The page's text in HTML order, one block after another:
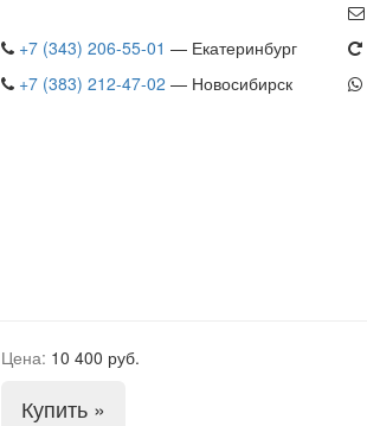
+7 (343) 206-55-01 — Екатеринбург
+7 (383) 212-47-02 — Новосибирск
Цена: 10 400 руб.
Купить »